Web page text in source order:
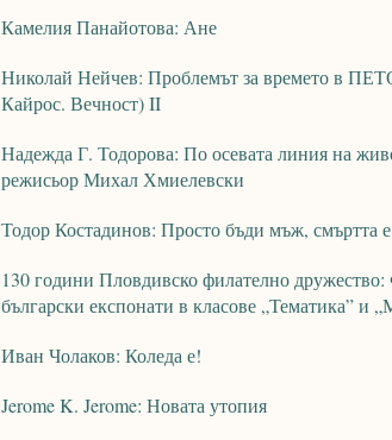
Камелия Панайотова: Ане
Николай Нейчев: Проблемът за времето в
Кайрос. Вечност) II
Надежда Г. Тодорова: По осевата линия на
режисьор Михал Хмиелевски
Тодор Костадинов: Просто бъди мъж, смъртта
130 години Пловдивско филателно
български експонати в класове „Тематика” и
Иван Чолаков: Коледа е!
Jerome K. Jerome: Новата утопия